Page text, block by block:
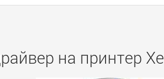
на принтер